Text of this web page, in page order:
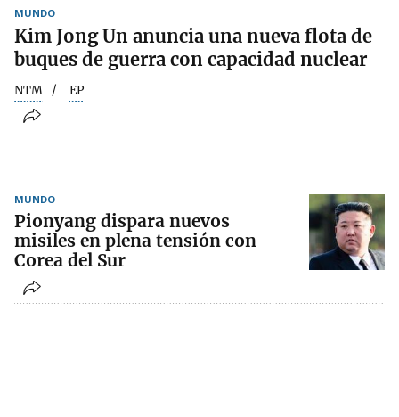
MUNDO
Kim Jong Un anuncia una nueva flota de
buques de guerra con capacidad nuclear
NTM EP
MUNDO
Pionyang dispara nuevos
misiles en plena tensión con
Corea del Sur